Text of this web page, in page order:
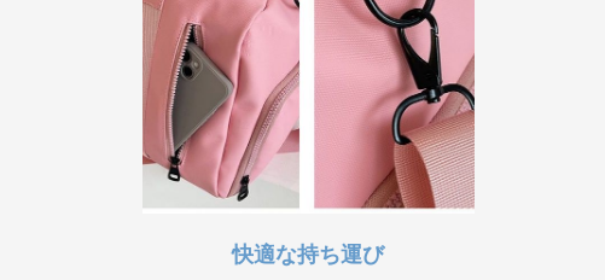
快適な持ち運び